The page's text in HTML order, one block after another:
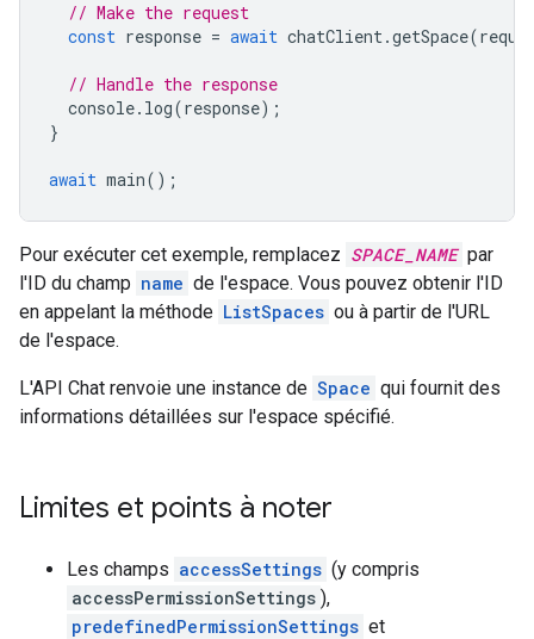
// Make the request
const response = await chatClient.getSpace(
// Handle the response
console. log(response);
}
await main();
Pour exécuter cet exemple, remplacez SPACE_NAME par
l'ID du champ name de l'espace. Vous pouvez obtenir l'ID
en appelant la méthode ListSpaces ou à partir de l'URL
de l'espace.
L'API Chat renvoie une instance de Space qui fournit des
informations détaillées sur l'espace spécifié.
Limites et points à noter
Les champs accessSettings (y compris
accessPermissionSettings ),
predefinedPermissionSettings et